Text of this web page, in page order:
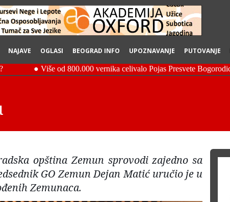
NAJAVE OGLASI BEOGRAD INFO UPOZNAVANJE PUTOVANJE
opština Zemun sprovodi zajedno sa
GO Zemun Dejan Matić uručio je u
Zemunaca.